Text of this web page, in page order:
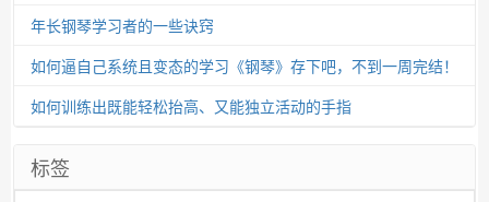
年长钢琴学习者的一些诀窍
如何逼自己系统且变态的学习《钢琴》存下吧，不到一周完结！
如何训练出既能轻松抬高、又能独立活动的手指
标签